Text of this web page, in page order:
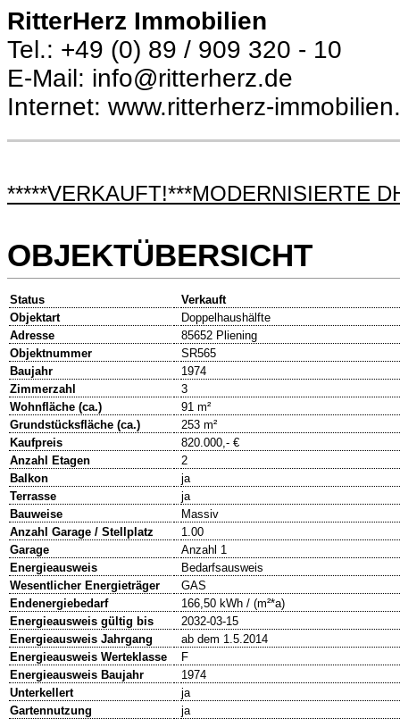
RitterHerz Immobilien
Tel.: +49 (0) 89 / 909 320 - 10
E-Mail: info@ritterherz.de
Internet: www.ritterherz-
*****VERKAUFT!***MODERNISIERTE
OBJEKTÜBERSICHT
Status
Verkauft
Objektart
Doppelhaushälfte
Adresse
85652 Pliening
Objektnummer
SR565
Baujahr
1974
Zimmerzahl
3
Wohnfläche (ca.)
91 m²
Grundstücksfläche (ca.)
253 m²
Kaufpreis
820.000,- €
Anzahl Etagen
2
Balkon
ja
Terrasse
ja
Bauweise
Massiv
Anzahl Garage / Stellplatz
1.00
Garage
Anzahl 1
Energieausweis
Bedarfsausweis
Wesentlicher Energieträger
GAS
Endenergiebedarf
166,50 kWh / (m²*a)
Energieausweis gültig bis
2032-03-15
Energieausweis Jahrgang
ab dem 1.5.2014
Energieausweis Werteklasse
F
Energieausweis Baujahr
1974
Unterkellert
ja
Gartennutzung
ja